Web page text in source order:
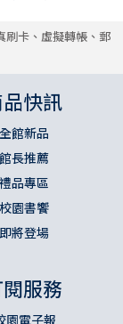
刷卡、虛擬轉帳、郵
快訊
全館新品
館長推薦
禮品專區
校園書饗
即將登場
服務
園電子報